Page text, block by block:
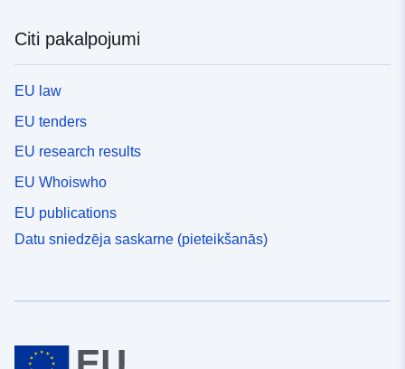
Citi pakalpojumi
EU law
EU tenders
EU research results
EU Whoiswho
EU publications
Datu sniedzēja saskarne (pieteikšanās)